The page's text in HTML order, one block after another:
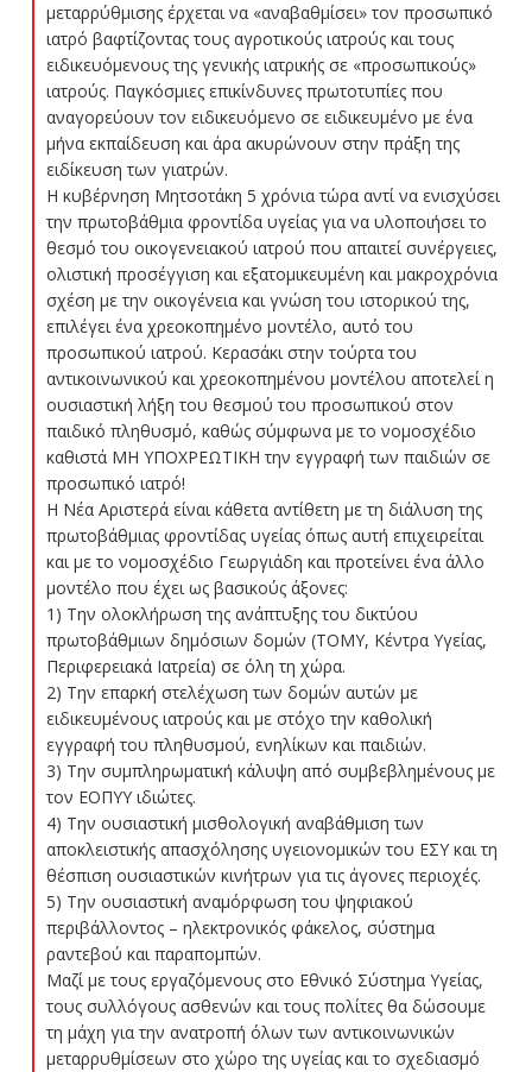
μεταρρύθμισης έρχεται να «αναβαθμίσει» τον προσωπικό
ιατρό βαφτίζοντας τους αγροτικούς ιατρούς και τους
ειδικευόμενους της γενικής ιατρικής σε «προσωπικούς»
ιατρούς. Παγκόσμιες επικίνδυνες πρωτοτυπίες που
αναγορεύουν τον ειδικευόμενο σε ειδικευμένο με ένα
μήνα εκπαίδευση και άρα ακυρώνουν στην πράξη της
ειδίκευση των γιατρών.
Η κυβέρνηση Μητσοτάκη 5 χρόνια τώρα αντί να ενισχύσει
την πρωτοβάθμια φροντίδα υγείας για να υλοποιήσει το
θεσμό του οικογενειακού ιατρού που απαιτεί συνέργειες,
ολιστική προσέγγιση και εξατομικευμένη και μακροχρόνια
σχέση με την οικογένεια και γνώση του ιστορικού της,
επιλέγει ένα χρεοκοπημένο μοντέλο, αυτό του
προσωπικού ιατρού. Κερασάκι στην τούρτα του
αντικοινωνικού και χρεοκοπημένου μοντέλου αποτελεί η
ουσιαστική λήξη του θεσμού του προσωπικού στον
παιδικό πληθυσμό, καθώς σύμφωνα με το νομοσχέδιο
καθιστά ΜΗ ΥΠΟΧΡΕΩΤΙΚΗ την εγγραφή των παιδιών σε
προσωπικό ιατρό!
Η Νέα Αριστερά είναι κάθετα αντίθετη με τη διάλυση της
πρωτοβάθμιας φροντίδας υγείας όπως αυτή επιχειρείται
και με το νομοσχέδιο Γεωργιάδη και προτείνει ένα άλλο
μοντέλο που έχει ως βασικούς άξονες:
1) Την ολοκλήρωση της ανάπτυξης του δικτύου
πρωτοβάθμιων δημόσιων δομών (ΤΟΜΥ, Κέντρα Υγείας,
Περιφερειακά Ιατρεία) σε όλη τη χώρα.
2) Την επαρκή στελέχωση των δομών αυτών με
ειδικευμένους ιατρούς και με στόχο την καθολική
εγγραφή του πληθυσμού, ενηλίκων και παιδιών.
3) Την συμπληρωματική κάλυψη από συμβεβλημένους με
τον ΕΟΠΥΥ ιδιώτες.
4) Την ουσιαστική μισθολογική αναβάθμιση των
αποκλειστικής απασχόλησης υγειονομικών του ΕΣΥ και τη
θέσπιση ουσιαστικών κινήτρων για τις άγονες περιοχές.
5) Την ουσιαστική αναμόρφωση του ψηφιακού
περιβάλλοντος – ηλεκτρονικός φάκελος, σύστημα
ραντεβού και παραπομπών.
Μαζί με τους εργαζόμενους στο Εθνικό Σύστημα Υγείας,
τους συλλόγους ασθενών και τους πολίτες θα δώσουμε
τη μάχη για την ανατροπή όλων των αντικοινωνικών
μεταρρυθμίσεων στο χώρο της υγείας και το σχεδιασμό